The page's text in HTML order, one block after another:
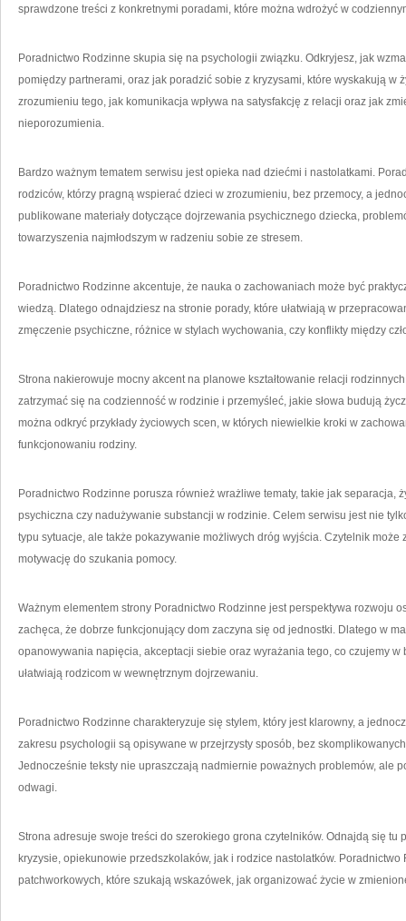
sprawdzone treści z konkretnymi poradami, które można wdrożyć w
Poradnictwo Rodzinne skupia się na psychologii związku. Odkryjesz, jak
pomiędzy partnerami, oraz jak poradzić sobie z kryzysami, które wyskakują w
zrozumieniu tego, jak komunikacja wpływa na satysfakcję z relacji oraz jak
nieporozumienia.
Bardzo ważnym tematem serwisu jest opieka nad dziećmi i nastolatkami.
rodziców, którzy pragną wspierać dzieci w zrozumieniu, bez przemocy, a
publikowane materiały dotyczące dojrzewania psychicznego dziecka,
towarzyszenia najmłodszym w radzeniu sobie ze stresem.
Poradnictwo Rodzinne akcentuje, że nauka o zachowaniach może być
wiedzą. Dlatego odnajdziesz na stronie porady, które ułatwiają w
zmęczenie psychiczne, różnice w stylach wychowania, czy konflikty między
Strona nakierowuje mocny akcent na planowe kształtowanie relacji
zatrzymać się na codzienność w rodzinie i przemyśleć, jakie słowa budują
można odkryć przykłady życiowych scen, w których niewielkie kroki w
funkcjonowaniu rodziny.
Poradnictwo Rodzinne porusza również wrażliwe tematy, takie jak separacja,
psychiczna czy nadużywanie substancji w rodzinie. Celem serwisu jest nie
typu sytuacje, ale także pokazywanie możliwych dróg wyjścia. Czytelnik
motywację do szukania pomocy.
Ważnym elementem strony Poradnictwo Rodzinne jest perspektywa rozwoju
zachęca, że dobrze funkcjonujący dom zaczyna się od jednostki. Dlatego w
opanowywania napięcia, akceptacji siebie oraz wyrażania tego, co czujemy w
ułatwiają rodzicom w wewnętrznym dojrzewaniu.
Poradnictwo Rodzinne charakteryzuje się stylem, który jest klarowny, a
zakresu psychologii są opisywane w przejrzysty sposób, bez
Jednocześnie teksty nie upraszczają nadmiernie poważnych problemów, ale
odwagi.
Strona adresuje swoje treści do szerokiego grona czytelników. Odnajdą się tu
kryzysie, opiekunowie przedszkolaków, jak i rodzice nastolatków.
patchworkowych, które szukają wskazówek, jak organizować życie w